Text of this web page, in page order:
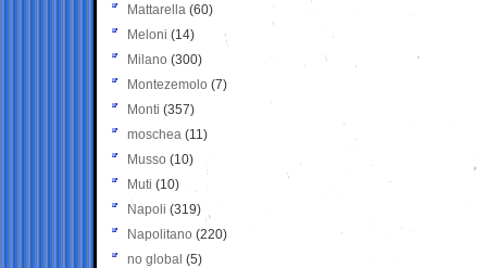
Mattarella (60)
Meloni (14)
Milano (300)
Montezemolo (7)
Monti (357)
moschea (11)
Musso (10)
Muti (10)
Napoli (319)
Napolitano (220)
no global (5)